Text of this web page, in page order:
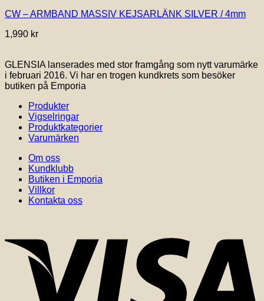
flera
De
kan
väljas
på
produktsidan
CW – ARMBAND MASSIV KEJSARLÄNK SILVER / 4mm
1,990 kr
GLENSIA lanserades med stor framgång som nytt varumärke
i februari 2016. Vi har en trogen kundkrets som besöker
butiken på Emporia
Produkter
Vigselringar
Produktkategorier
Varumärken
Om oss
Kundklubb
Butiken i Emporia
Villkor
Kontakta oss